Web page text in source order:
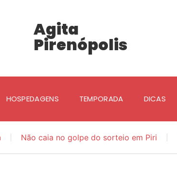
Agita
Pirenópolis
HOSPEDAGENS TEMPORADA DICAS
Não caia no golpe do sorteio em Piri